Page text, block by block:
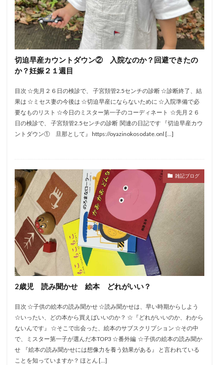
切迫早産カウントダウン② 入院なのか？回避できたの
か？妊娠２１週目
​​​目次 ☆先月２６日の検診で、 子宮頚管2.5センチの診断 ☆診断終了、結
果は ​☆ミセス妻の今後は ​​☆切迫早産にならないために ☆入院準備で必
要なものリスト​​​ ☆今日のミスター第一子のコーディネート ​​​ ​​☆先月２６
日の検診で、 子宮頚管2.5センチの診断​ ​ 関連の日記です 『切迫早産カウ
ントダウン① 旦那として』 ​​https://oyazinokosodate.onl […]
雑記ブログ
2歳児 読み聞かせ 絵本 どれがいい？
​目次 ☆子供の絵本の読み聞かせ ☆読み聞かせは、早い時期からしよう ​
☆いったい、どの本から買えばいいのか？​ ☆『どれがいいのか、わから
ないんです』 ☆そこで出会った、絵本のサブスクリプション ☆その中
で、ミスター第一子が選んだ本TOP3 ☆番外編 ​ ​​☆子供の絵本の読み聞か
せ ​​ ​​​​​​​『絵本の読み聞かせには想像力を養う効果がある』 と言われている
ことを知っていますか？ ほとん […]